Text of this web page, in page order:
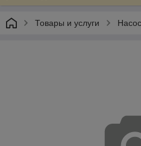
Товары и услуги